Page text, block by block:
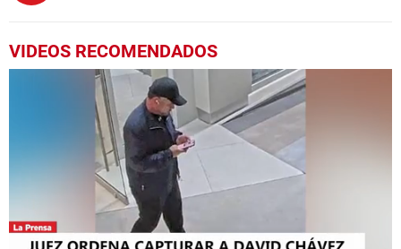
VIDEOS RECOMENDADOS